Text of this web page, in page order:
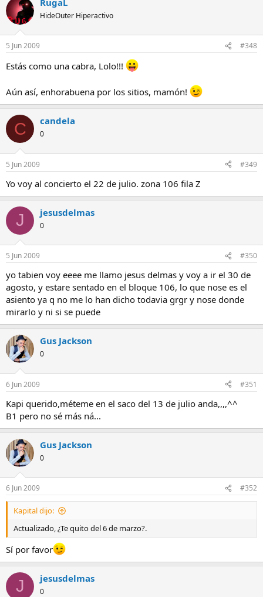
HideOuter Hiperactivo
5 Jun 2009 #348
Estás como una cabra, Lolo!!!
Aún así, enhorabuena por los sitios, mamón!
C candela
0
5 Jun 2009 #349
Yo voy al concierto el 22 de julio. zona 106 fila Z
J jesusdelmas
0
5 Jun 2009 #350
yo tabien voy eeee me llamo jesus delmas y voy a ir el 30 de
agosto, y estare sentado en el bloque 106, lo que nose es el
asiento ya q no me lo han dicho todavia grgr y nose donde
mirarlo y ni si se puede
Gus Jackson
0
6 Jun 2009 #351
Kapi querido,méteme en el saco del 13 de julio anda,,,,^^
B1 pero no sé más ná...
Gus Jackson
0
6 Jun 2009 #352
Kapital dijo:
Actualizado, ¿Te quito del 6 de marzo?.
Sí por favor
J jesusdelmas
0